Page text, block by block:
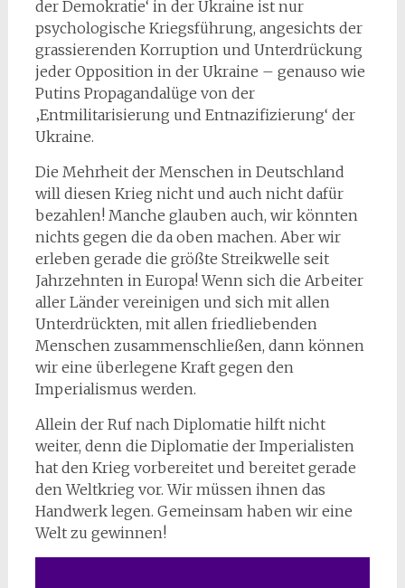
der Demokratie‘ in der Ukraine ist nur
psychologische Kriegsführung, angesichts der
grassierenden Korruption und Unterdrückung
jeder Opposition in der Ukraine – genauso wie
Putins Propagandalüge von der
‚Entmilitarisierung und Entnazifizierung‘ der
Ukraine.
Die Mehrheit der Menschen in Deutschland
will diesen Krieg nicht und auch nicht dafür
bezahlen! Manche glauben auch, wir könnten
nichts gegen die da oben machen. Aber wir
erleben gerade die größte Streikwelle seit
Jahrzehnten in Europa! Wenn sich die Arbeiter
aller Länder vereinigen und sich mit allen
Unterdrückten, mit allen friedliebenden
Menschen zusammenschließen, dann können
wir eine überlegene Kraft gegen den
Imperialismus werden.
Allein der Ruf nach Diplomatie hilft nicht
weiter, denn die Diplomatie der Imperialisten
hat den Krieg vorbereitet und bereitet gerade
den Weltkrieg vor. Wir müssen ihnen das
Handwerk legen. Gemeinsam haben wir eine
Welt zu gewinnen!